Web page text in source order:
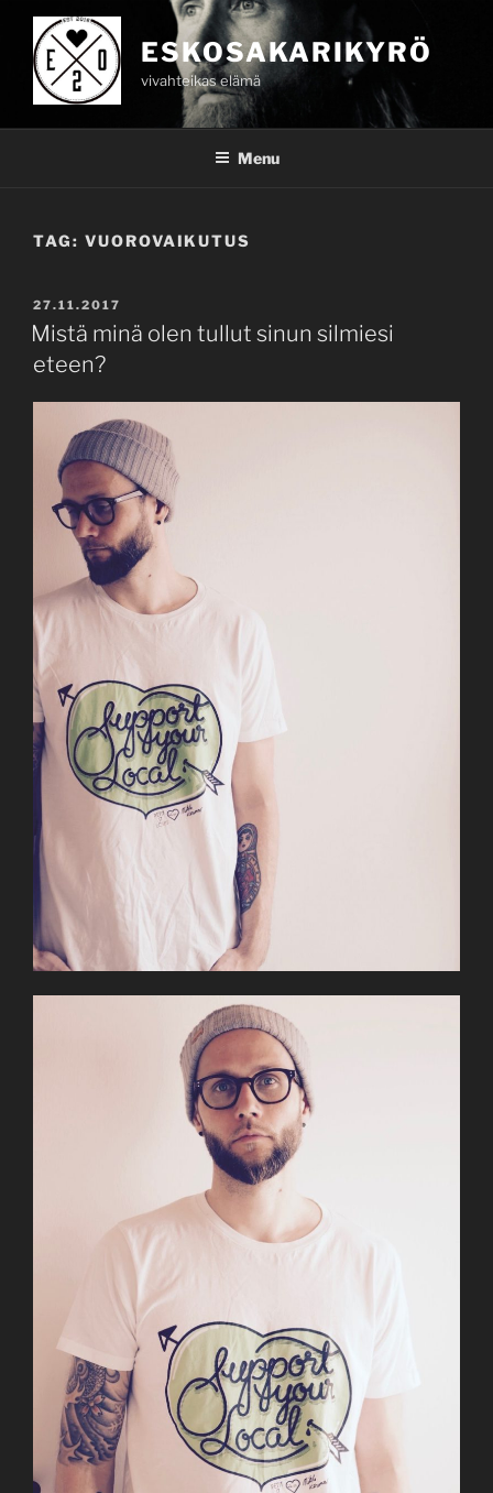
content
ESKOSAKARIKYRÖ
vivahteikas elämä
Menu
TAG: VUOROVAIKUTUS
POSTED
ON
27.11.2017
Mistä minä olen tullut sinun silmiesi
eteen?